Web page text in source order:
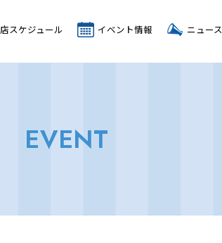
スケジュール イベント情報 ニュース
EVENT